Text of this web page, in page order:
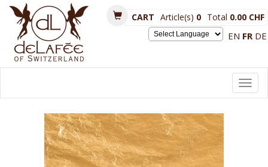
EN FR DE
CART Article(s) 0 Total 0.00 CHF